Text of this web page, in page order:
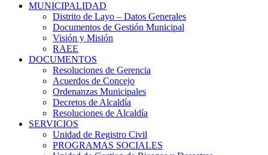
MUNICIPALIDAD
Distrito de Layo – Datos Generales
Documentos de Gestión Municipal
Visión y Misión
RAEE
DOCUMENTOS
Resoluciones de Gerencia
Acuerdos de Concejo
Ordenanzas Municipales
Decretos de Alcaldía
Resoluciones de Alcaldía
SERVICIOS
Unidad de Registro Civil
PROGRAMAS SOCIALES